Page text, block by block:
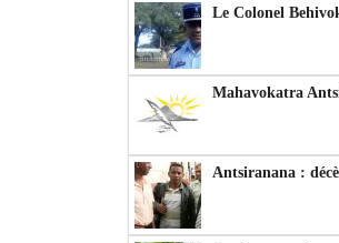
Le Colonel
Mahavokatra
Antsiranana :